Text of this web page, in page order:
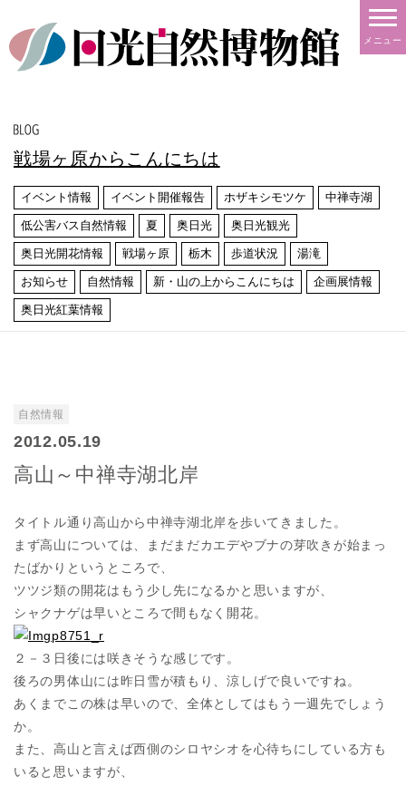
メニュー
戦場ヶ原からこんにちは
イベント情報 イベント開催報告 ホザキシモツケ 中禅寺湖
低公害バス自然情報 夏 奥日光 奥日光観光
奥日光開花情報 戦場ヶ原 栃木 歩道状況 湯滝
お知らせ 自然情報 新・山の上からこんにちは 企画展情報
奥日光紅葉情報
自然情報
2012.05.19
高山～中禅寺湖北岸
タイトル通り高山から中禅寺湖北岸を歩いてきました。
まず高山については、まだまだカエデやブナの芽吹きが始まっ
たばかりというところで、
ツツジ類の開花はもう少し先になるかと思いますが、
シャクナゲは早いところで間もなく開花。
２－３日後には咲きそうな感じです。
後ろの男体山には昨日雪が積もり、涼しげで良いですね。
あくまでこの株は早いので、全体としてはもう一週先でしょう
か。
また、高山と言えば西側のシロヤシオを心待ちにしている方も
いると思いますが、